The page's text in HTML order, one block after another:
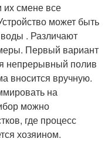
их смене все
может быть
. Различают
Первый вариант
непрерывный полив
вносится вручную.
на
можно
где процесс
хозяином.